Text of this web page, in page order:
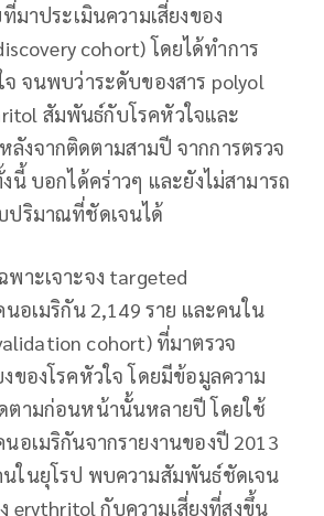
มาประเมินความเสี่ยงของ
cohort) โดยได้ทำการ
จ จนพบว่าระดับของสาร polyol
สัมพันธ์กับโรคหัวใจและ
งจากติดตามสามปี จากการตรวจ
นี้ บอกได้คร่าวๆ และยังไม่สามารถ
ปริมาณที่ชัดเจนได้
พาะเจาะจง targeted
อเมริกัน 2,149 ราย และคนใน
cohort) ที่มาตรวจ
ของโรคหัวใจ โดยมีข้อมูลความ
ตามก่อนหน้านั้นหลายปี โดยใช้
นอเมริกันจากรายงานของปี 2013
ในยุโรป พบความสัมพันธ์ชัดเจน
erythritol กับความเสี่ยงที่สูงขึ้น